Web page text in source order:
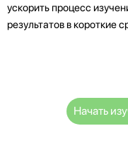
ускорить процесс
результатов в короткие
Начать